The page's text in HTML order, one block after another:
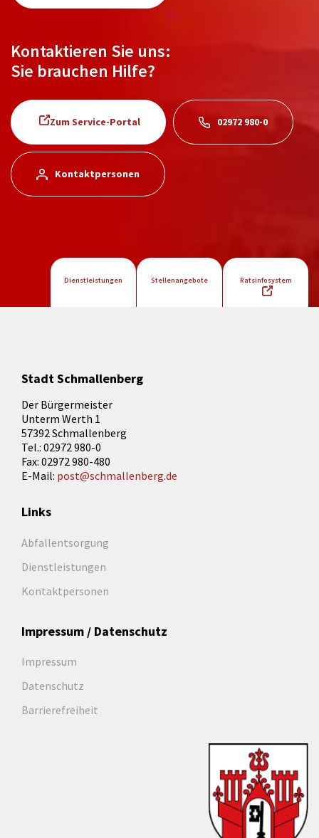
Kontaktieren Sie uns:
Sie brauchen Hilfe?
Zum Service-Portal 02972 980-0
Kontaktpersonen
Dienstleistungen Stellenangebote Ratsinfosystem
Stadt Schmallenberg
Der Bürgermeister
Unterm Werth 1
57392 Schmallenberg
Tel.: 02972 980-0
Fax: 02972 980-480
E-Mail: post@schmallenberg.de
Links
Abfallentsorgung
Dienstleistungen
Kontaktpersonen
Impressum / Datenschutz
Impressum
Datenschutz
Barrierefreiheit